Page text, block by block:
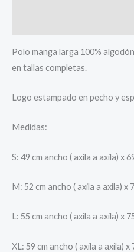
Polo manga larga 100%
en tallas completas.
Logo estampado en pecho y
Medidas:
S: 49 cm ancho ( axila a axila) x
M: 52 cm ancho ( axila a axila) x
L: 55 cm ancho ( axila a axila) x
XL: 59 cm ancho ( axila a axila) x